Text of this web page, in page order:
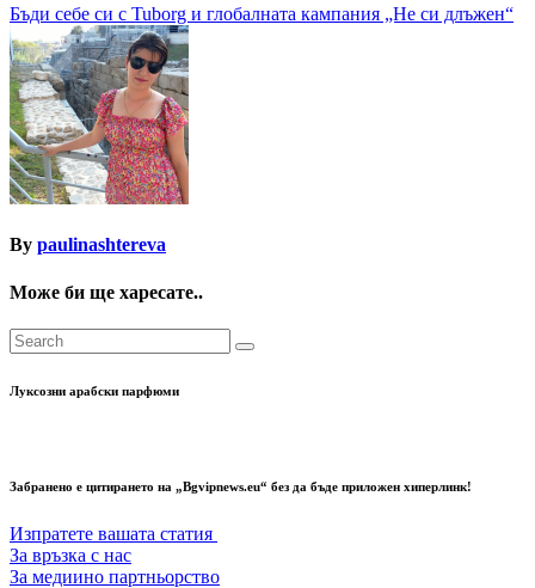
Навигация
Бъди себе си с Tuborg и глобалната кампания „Не си длъжен“
By paulinashtereva
Може би ще харесате..
Луксозни арабски парфюми
Забранено е цитирането на „Bgvipnews.eu“ без да бъде приложен хиперлинк!
Изпратете вашата статия
За връзка с нас
За медиино партньорство